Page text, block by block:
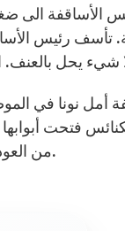
الأساقفة الى
تأسف رئيس
نونا في
فتحت
من العودة. هذا وما زال رئيس الأساقفة غير واثق من عودة جميع الأهالي الى الموصل.